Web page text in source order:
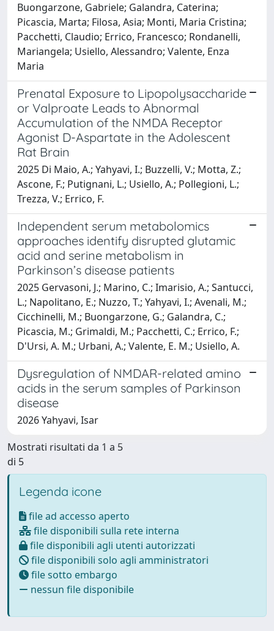
Buongarzone, Gabriele; Galandra, Caterina;
Picascia, Marta; Filosa, Asia; Monti, Maria Cristina;
Pacchetti, Claudio; Errico, Francesco; Rondanelli,
Mariangela; Usiello, Alessandro; Valente, Enza
Maria
Prenatal Exposure to Lipopolysaccharide
or Valproate Leads to Abnormal
Accumulation of the NMDA Receptor
Agonist D-Aspartate in the Adolescent
Rat Brain
2025 Di Maio, A.; Yahyavi, I.; Buzzelli, V.; Motta, Z.;
Ascone, F.; Putignani, L.; Usiello, A.; Pollegioni, L.;
Trezza, V.; Errico, F.
Independent serum metabolomics
approaches identify disrupted glutamic
acid and serine metabolism in
Parkinson’s disease patients
2025 Gervasoni, J.; Marino, C.; Imarisio, A.; Santucci,
L.; Napolitano, E.; Nuzzo, T.; Yahyavi, I.; Avenali, M.;
Cicchinelli, M.; Buongarzone, G.; Galandra, C.;
Picascia, M.; Grimaldi, M.; Pacchetti, C.; Errico, F.;
D'Ursi, A. M.; Urbani, A.; Valente, E. M.; Usiello, A.
Dysregulation of NMDAR-related amino
acids in the serum samples of Parkinson
disease
2026 Yahyavi, Isar
Mostrati risultati da 1 a 5
di 5
Legenda icone
file ad accesso aperto
file disponibili sulla rete interna
file disponibili agli utenti autorizzati
file disponibili solo agli amministratori
file sotto embargo
nessun file disponibile